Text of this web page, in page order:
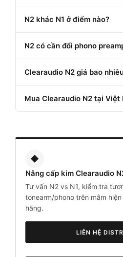
N2 khác N1 ở điểm nào?
N2 có cần đổi phono
Clearaudio N2 giá bao
Mua Clearaudio N2 tại Việt
◆
Nâng cấp kim Clearaudio
Tư vấn N2 vs N1, kiểm tra
tonearm/phono trên mâm
hãng.
LIÊN HỆ